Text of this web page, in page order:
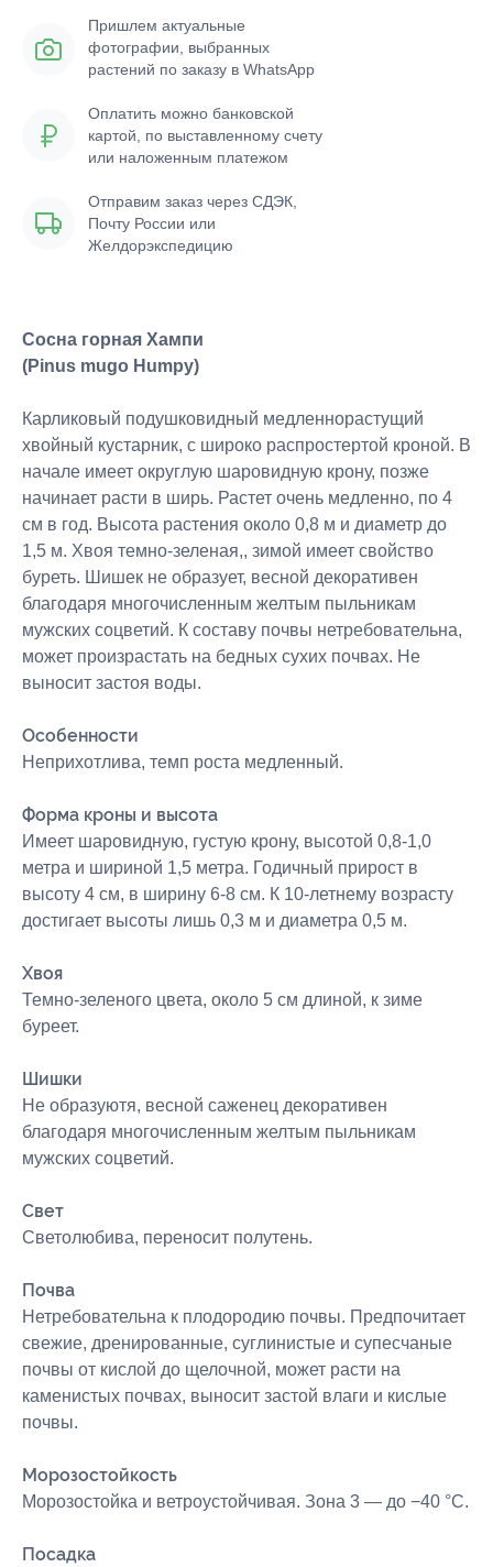
Пришлем актуальные
фотографии, выбранных
растений по заказу в WhatsApp
Отправим заказ через СДЭК,
Почту России или
Желдорэкспедицию
Оплатить можно банковской
картой, по выставленному счету
или наложенным платежом
Сосна горная Хампи
(Pinus mugo Humpy)
Карликовый подушковидный медленнорастущий
хвойный кустарник, с широко распростертой кроной. В
начале имеет округлую шаровидную крону, позже
начинает расти в ширь. Растет очень медленно, по 4
см в год. Высота растения около 0,8 м и диаметр до
1,5 м. Хвоя темно-зеленая,, зимой имеет свойство
буреть. Шишек не образует, весной декоративен
благодаря многочисленным желтым пыльникам
мужских соцветий. К составу почвы нетребовательна,
может произрастать на бедных сухих почвах. Не
выносит застоя воды.
Особенности
Неприхотлива, темп роста медленный.
Форма кроны и высота
Имеет шаровидную, густую крону, высотой 0,8-1,0
метра и шириной 1,5 метра. Годичный прирост в
высоту 4 см, в ширину 6-8 см. К 10-летнему возрасту
достигает высоты лишь 0,3 м и диаметра 0,5 м.
Хвоя
Темно-зеленого цвета, около 5 см длиной, к зиме
буреет.
Шишки
Не образуютя, весной саженец декоративен
благодаря многочисленным желтым пыльникам
мужских соцветий.
Свет
Светолюбива, переносит полутень.
Почва
Нетребовательна к плодородию почвы. Предпочитает
свежие, дренированные, суглинистые и супесчаные
почвы от кислой до щелочной, может расти на
каменистых почвах, выносит застой влаги и кислые
почвы.
Морозостойкость
Морозостойка и ветроустойчивая. Зона 3 — до −40 °C.
Посадка